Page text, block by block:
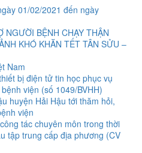
01/02/2021 đến ngày
NGƯỜI BỆNH CHẠY THẬN
KHÓ KHĂN TẾT TÂN SỬU –
Nam
bị điện tử tin học phục vụ
viện (số 1049/BVHH)
huyện Hải Hậu tới thăm hỏi,
viện
tác chuyên môn trong thời
tập trung cấp địa phương (CV